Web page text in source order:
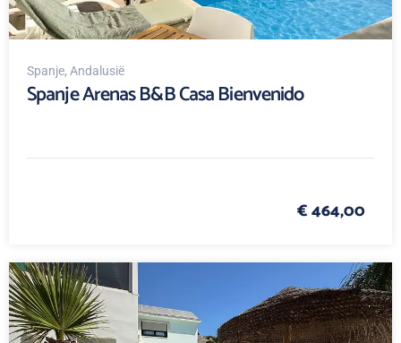
Spanje, Andalusië
Spanje Arenas B&B Casa Bienvenido
€ 464,00